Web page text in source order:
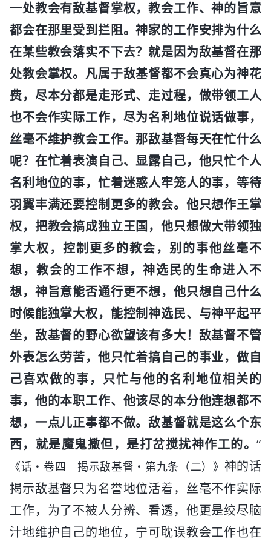
一处教会有敌基督掌权，教会工作、神的旨意
都会在那里受到拦阻。神家的工作安排为什么
在某些教会落实不下去？就是因为敌基督在那
处教会掌权。凡属于敌基督都不会真心为神花
费，尽本分都是走形式、走过程，做带领工人
也不会作实际工作，尽为名利地位说话做事，
丝毫不维护教会工作。那敌基督每天在忙什么
呢？在忙着表演自己、显露自己，他只忙个人
名利地位的事，忙着迷惑人牢笼人的事，等待
羽翼丰满还要控制更多的教会。他只想作王掌
权，把教会搞成独立王国，他只想做大带领独
掌大权，控制更多的教会，别的事他丝毫不
想，教会的工作不想，神选民的生命进入不
想，神旨意能否通行更不想，他只想自己什么
时候能独掌大权，能控制神选民、与神平起平
坐，敌基督的野心欲望该有多大！敌基督不管
外表怎么劳苦，他只忙着搞自己的事业，做自
己喜欢做的事，只忙与他的名利地位相关的
事，他的本职工作、他该尽的本分他连想都不
想，一点儿正事都不做。敌基督就是这么个东
西，就是魔鬼撒但，是打岔搅扰神作工的。 ”
《话・卷四 揭示敌基督・第九条（二）》 神的话
揭示敌基督只为名誉地位活着，丝毫不作实际
工作，为了不被人分辨、看透，他更是绞尽脑
汁地维护自己的地位，宁可耽误教会工作也在